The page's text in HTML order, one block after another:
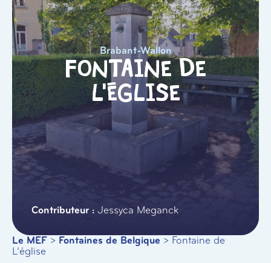
Brabant-Wallon
Fontaine de
L’église
Jessyca Meganck
Le MEF > Fontaines de Belgique > Fontaine de
L’église